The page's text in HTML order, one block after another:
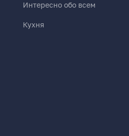
Интересно обо всем
Кухня